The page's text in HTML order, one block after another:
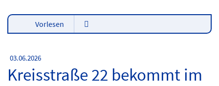
Vorlesen
03.06.2026
Kreisstraße 22 bekommt im